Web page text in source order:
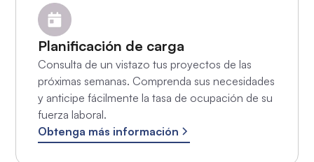
Planificación de carga
Consulta de un vistazo tus proyectos de las
próximas semanas. Comprenda sus necesidades
y anticipe fácilmente la tasa de ocupación de su
fuerza laboral.
Obtenga más información